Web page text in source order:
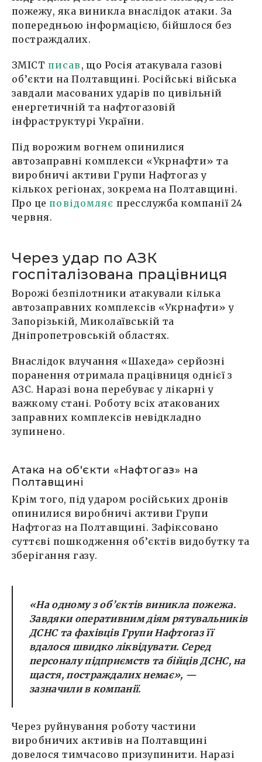
пожежу, яка виникла внаслідок атаки. За
попередньою інформацією, бійшлося без
постраждалих.
ЗМІСТ писав , що Росія атакувала газові
об’єкти на Полтавщині. Російські війська
завдали масованих ударів по цивільній
енергетичній та нафтогазовій
інфраструктурі України.
Під ворожим вогнем опинилися
автозаправні комплекси «Укрнафти» та
виробничі активи Групи Нафтогаз у
кількох регіонах, зокрема на Полтавщині.
Про цеповідомляє пресслужба компанії 24
червня.
Через удар по АЗК
госпіталізована працівниця
Ворожі безпілотники атакували кілька
автозаправних комплексів «Укрнафти» у
Запорізькій, Миколаївській та
Дніпропетровській областях.
Внаслідок влучання «Шахеда» серйозні
поранення отримала працівниця однієї з
АЗС. Наразі вона перебуває у лікарні у
важкому стані. Роботу всіх атакованих
заправних комплексів невідкладно
зупинено.
Атака на об'єкти «Нафтогаз» на
Полтавщині
Крім того, під ударом російських дронів
опинилися виробничі активи Групи
Нафтогаз на Полтавщині. Зафіксовано
суттєві пошкодження об’єктів видобутку та
зберігання газу.
«На одному з об’єктів виникла пожежа.
Завдяки оперативним діям рятувальників
ДСНС та фахівців Групи Нафтогаз її
вдалося швидко ліквідувати. Серед
персоналу підприємств та бійців ДСНС, на
щастя, постраждалих немає», —
зазначили в компанії.
Через руйнування роботу частини
виробничих активів на Полтавщині
довелося тимчасово призупинити. Наразі